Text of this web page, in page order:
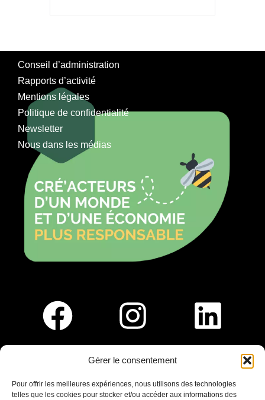
Gérer le consentement
Pour offrir les meilleures expériences, nous utilisons des technologies
telles que les cookies pour stocker et/ou accéder aux informations des
Conseil d’administration
Rapports d’activité
Mentions légales
Politique de confidentialité
Newsletter
Nous dans les médias
Saint-Germain-En-Laye